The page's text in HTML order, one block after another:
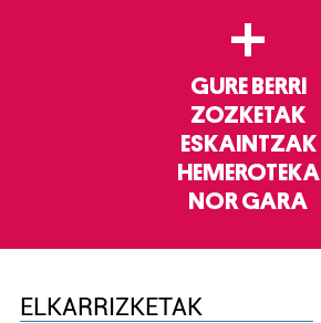
+
GURE BERRI
ZOZKETAK
ESKAINTZAK
HEMEROTEKA
NOR GARA
ELKARRIZKETAK